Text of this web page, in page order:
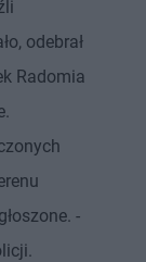
odebrał
Radomia
-